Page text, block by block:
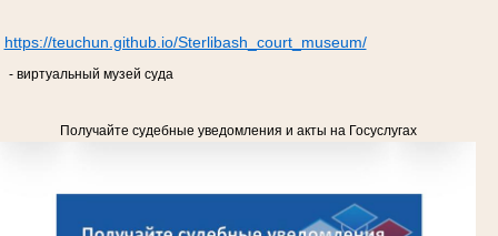
https://teuchun.github.io/Sterlibash_court_museum/
- виртуальный музей суда
Получайте судебные уведомления и акты на Госуслугах